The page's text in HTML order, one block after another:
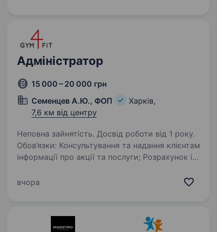
Адміністратор
15 000 – 20 000 грн
Семенцев А.Ю., ФОП
Харків,
7,6 км від центру
Неповна зайнятість. Досвід роботи від 1 року.
Обов’язки: Консультування та надання клієнтам
інформації про акції та послуги; Розрахунок із
на групові заняття; Продаж товарів бару;
вчора